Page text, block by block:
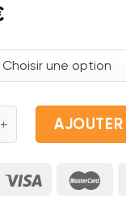
ChaussonAJOUTER